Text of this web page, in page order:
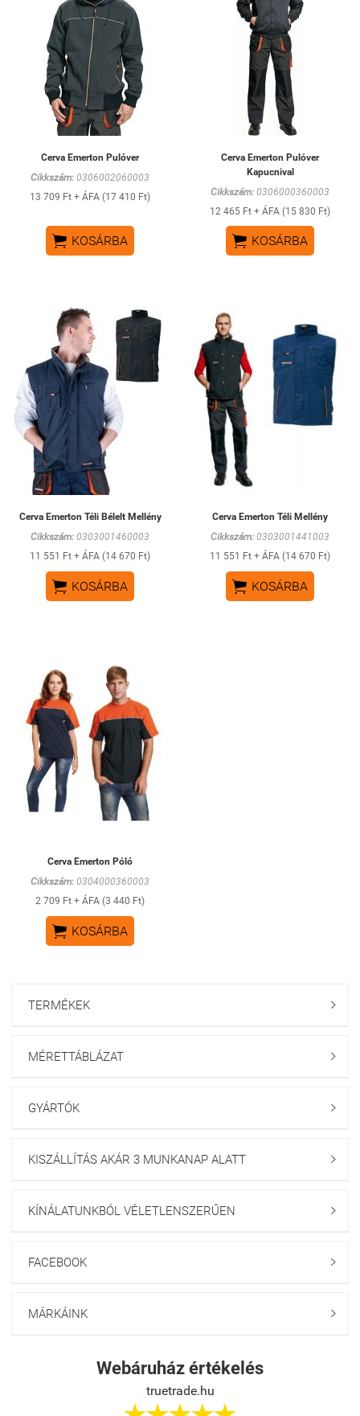
Cerva Emerton Pulóver
Cikkszám: 0306002060003
13 709 Ft + ÁFA (17 410 Ft)
 KOSÁRBA
Cerva Emerton Pulóver
Kapucnival
Cikkszám: 0306000360003
12 465 Ft + ÁFA (15 830 Ft)
 KOSÁRBA
Cerva Emerton Téli Bélelt Mellény
Cikkszám: 0303001460003
11 551 Ft + ÁFA (14 670 Ft)
 KOSÁRBA
Cerva Emerton Téli Mellény
Cikkszám: 0303001441003
11 551 Ft + ÁFA (14 670 Ft)
 KOSÁRBA
Cerva Emerton Póló
Cikkszám: 0304000360003
2 709 Ft + ÁFA (3 440 Ft)
 KOSÁRBA
TERMÉKEK 
MÉRETTÁBLÁZAT 
GYÁRTÓK 
KISZÁLLÍTÁS AKÁR 3 MUNKANAP ALATT 
KÍNÁLATUNKBÓL VÉLETLENSZERŰEN 
FACEBOOK 
MÁRKÁINK 
Webáruház értékelés
truetrade.hu